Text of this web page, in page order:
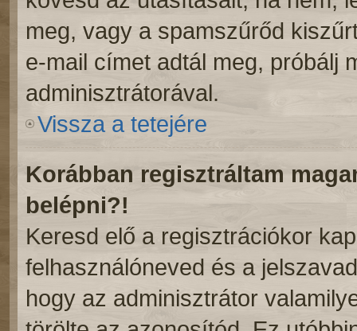
meg, vagy a spamszűrőd
e-mail címet adtál meg, próbálj
adminisztrátorával.
Vissza a tetejére
Korábban regisztráltam
belépni?!
Keresd elő a regisztrációkor
felhasználóneved és a
hogy az adminisztrátor